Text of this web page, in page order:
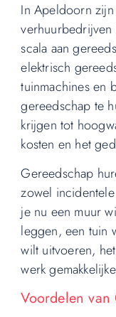
In Apeldoorn
scala aan
elektrisch
tuinmachines en
gereedschap te
krijgen tot
kosten en het
Gereedschap
zowel
je nu een muur
leggen, een tuin
wilt uitvoeren,
werk
Voordelen van